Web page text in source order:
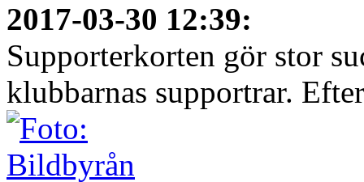
2017-03-30 12:39:
Supporterkorten gör stor
klubbarnas supportrar.